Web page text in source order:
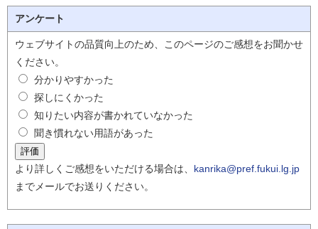
アンケート
ウェブサイトの品質向上のため、このページのご感想をお聞かせ
ください。
分かりやすかった
探しにくかった
知りたい内容が書かれていなかった
聞き慣れない用語があった
より詳しくご感想をいただける場合は、 kanrika@pref.fukui.lg.jp
までメールでお送りください。